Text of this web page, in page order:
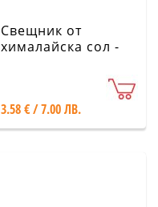
Свещник от
хималайска сол -
3.58 € / 7.00 ЛВ.